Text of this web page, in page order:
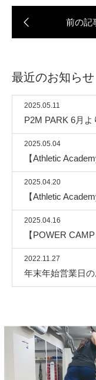
最近のお知らせ
2025.05.11
P2M PARK 6月よ
2025.05.04
【Athletic
2025.04.20
【Athletic
2025.04.16
【POWER
2022.11.27
年末年始営業日